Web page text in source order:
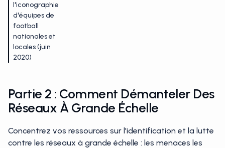
l'iconographie
d'équipes de
football
nationales et
locales (juin
2020)
Partie 2 : Comment Démanteler Des
Réseaux À Grande Échelle
Concentrez vos ressources sur l'identification et la lutte
contre les réseaux à grande échelle : les menaces les